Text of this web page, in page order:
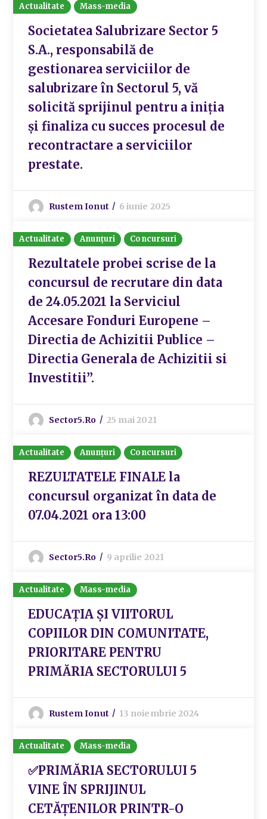
Actualitate Mass-media
Societatea Salubrizare Sector 5
S.A., responsabilă de
gestionarea serviciilor de
salubrizare în Sectorul 5, vă
solicită sprijinul pentru a iniția
și finaliza cu succes procesul de
recontractare a serviciilor
prestate.
Rustem Ionut 6 iunie 2025
Actualitate Anunțuri Concursuri
Rezultatele probei scrise de la
concursul de recrutare din data
de 24.05.2021 la Serviciul
Accesare Fonduri Europene –
Directia de Achizitii Publice –
Directia Generala de Achizitii si
Investitii”.
Sector5.ro 25 mai 2021
Actualitate Anunțuri Concursuri
REZULTATELE FINALE la
concursul organizat în data de
07.04.2021 ora 13:00
Sector5.ro 9 aprilie 2021
Actualitate Mass-media
EDUCAȚIA ȘI VIITORUL
COPIILOR DIN COMUNITATE,
PRIORITARE PENTRU
PRIMĂRIA SECTORULUI 5
Rustem Ionut 13 noiembrie 2024
Actualitate Mass-media
✅PRIMĂRIA SECTORULUI 5
VINE ÎN SPRIJINUL
CETĂȚENILOR PRINTR-O